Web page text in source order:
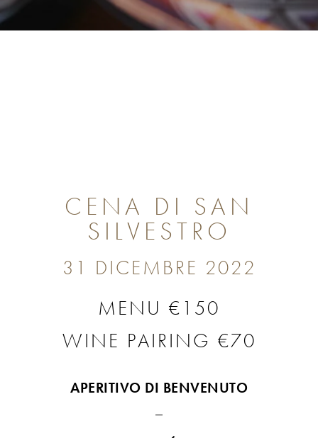
CENA DI SAN
SILVESTRO
31 DICEMBRE 2022
MENU €150
WINE PAIRING €70
APERITIVO DI BENVENUTO